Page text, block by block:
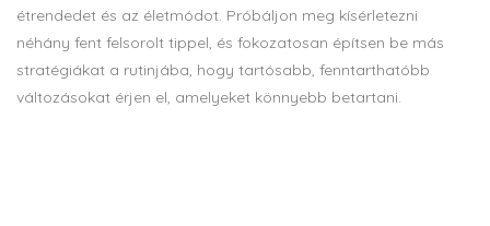
étrendedet és az életmódot. Próbáljon meg kísérletezni
néhány fent felsorolt tippel, és fokozatosan építsen be más
stratégiákat a rutinjába, hogy tartósabb, fenntarthatóbb
változásokat érjen el, amelyeket könnyebb betartani.